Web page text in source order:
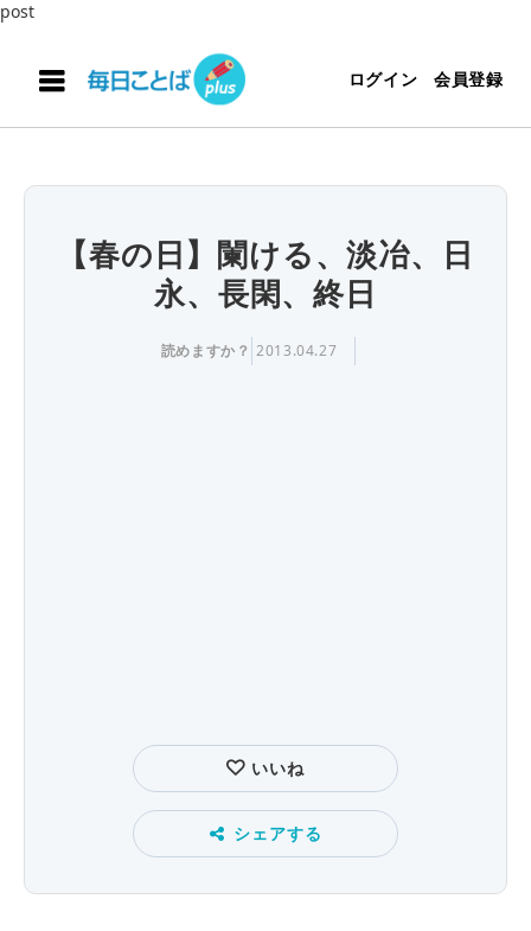
post
ログイン 会員登録
【春の日】闌ける、淡冶、日
永、長閑、終日
読めますか？ 2013.04.27
いいね
シェアする